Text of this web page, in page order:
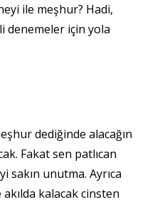
ile meşhur? Hadi,
denemeler için yola
dediğinde alacağın
Fakat sen patlıcan
sakın unutma. Ayrıca
kalacak cinsten